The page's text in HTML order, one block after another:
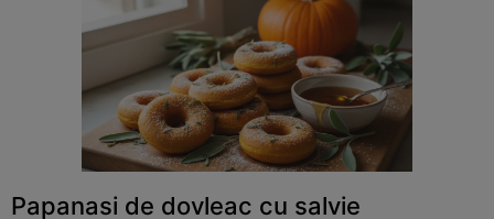
Papanasi de dovleac cu salvie